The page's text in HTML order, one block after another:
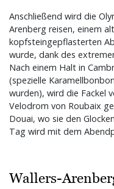
Anschließend wird die
Arenberg reisen, einem
kopfsteingepflasterten
wurde, dank des
Nach einem Halt in
(spezielle
wurden), wird die Fackel
Velodrom von Roubaix
Douai, wo sie den
Tag wird mit dem
Wallers-